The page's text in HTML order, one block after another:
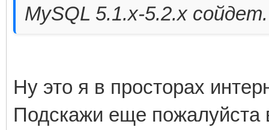
MySQL 5.1.x-5.2.x сойдет.
Ну это я в просторах
Подскажи еще пожалуйста